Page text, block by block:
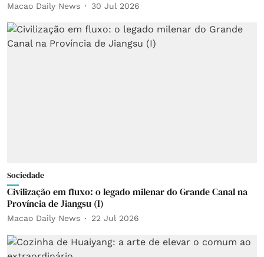
Macao Daily News 30 Jul 2026
Sociedade
Civilização em fluxo: o legado milenar do Grande Canal na
Província de Jiangsu (I)
Macao Daily News 22 Jul 2026